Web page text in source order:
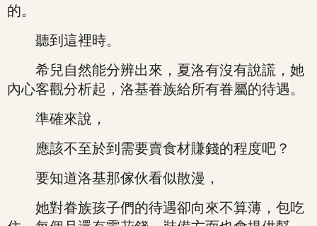
的。
聽到這裡時。
希兒自然能分辨出來，夏洛有沒有說謊，她
內心客觀分析起，洛基眷族給所有眷屬的待遇。
準確來說，
應該不至於到需要賣食材賺錢的程度吧？
要知道洛基那傢伙看似散漫，
她對眷族孩子們的待遇卻向來不算薄，包吃